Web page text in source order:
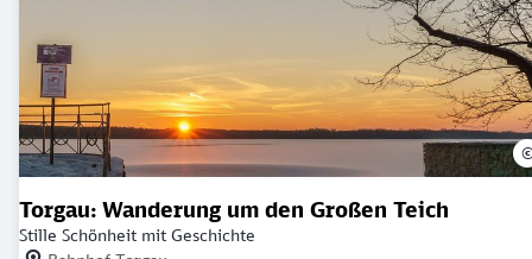
Torgau: Wanderung um den Großen Teich
Stille Schönheit mit Geschichte